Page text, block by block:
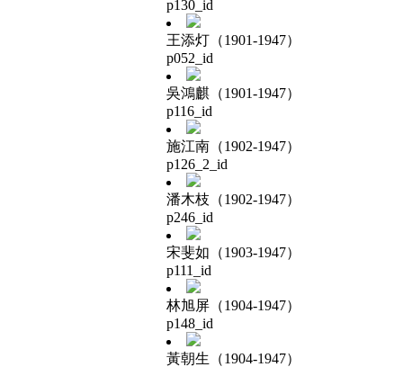
p130_id
王添灯（1901-1947）
p052_id
吳鴻麒（1901-1947）
p116_id
施江南（1902-1947）
p126_2_id
潘木枝（1902-1947）
p246_id
宋斐如（1903-1947）
p111_id
林旭屏（1904-1947）
p148_id
黃朝生（1904-1947）